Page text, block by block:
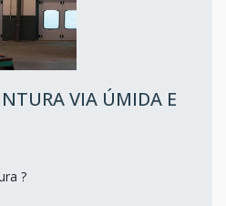
VIA ÚMIDA E
?